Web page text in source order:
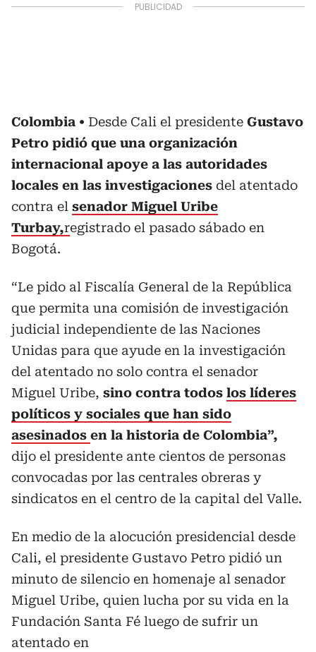
Colombia Desde Cali el presidente Gustavo
Petro pidió que una organización
internacional apoye a las autoridades
locales en las investigaciones del atentado
contra el senador Miguel Uribe
Turbay,registrado el pasado sábado en
Bogotá.
“Le pido al Fiscalía General de la República
que permita una comisión de investigación
judicial independiente de las Naciones
Unidas para que ayude en la investigación
del atentado no solo contra el senador
Miguel Uribe, sino contra todos los líderes
políticos y sociales que han sido
asesinados en la historia de Colombia”,
dijo el presidente ante cientos de personas
convocadas por las centrales obreras y
sindicatos en el centro de la capital del Valle.
En medio de la alocución presidencial desde
Cali, el presidente Gustavo Petro pidió un
minuto de silencio en homenaje al senador
Miguel Uribe, quien lucha por su vida en la
Fundación Santa Fé luego de sufrir un
atentado en